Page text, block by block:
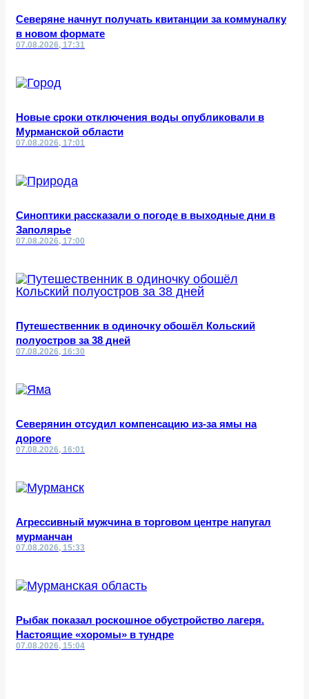
Северяне начнут получать квитанции за коммуналку
в новом формате
07.08.2026, 17:31
Новые сроки отключения воды опубликовали в
Мурманской области
07.08.2026, 17:01
Синоптики рассказали о погоде в выходные дни в
Заполярье
07.08.2026, 17:00
Путешественник в одиночку обошёл Кольский
полуостров за 38 дней
07.08.2026, 16:30
Северянин отсудил компенсацию из-за ямы на
дороге
07.08.2026, 16:01
Агрессивный мужчина в торговом центре напугал
мурманчан
07.08.2026, 15:33
Рыбак показал роскошное обустройство лагеря.
Настоящие «хоромы» в тундре
07.08.2026, 15:04